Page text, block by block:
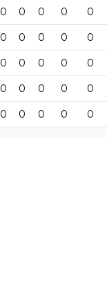
0 0 0 0 0
0 0 0 0 0
0 0 0 0 0
0 0 0 0 0
0 0 0 0 0